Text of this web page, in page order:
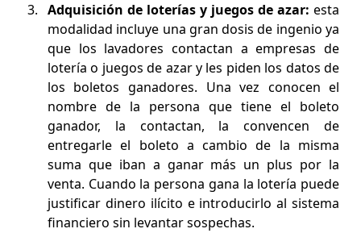
Adquisición de loterías y juegos de azar:esta
modalidad incluye una gran dosis de ingenio ya
que los lavadores contactan a empresas de
lotería o juegos de azar y les piden los datos de
los boletos ganadores. Una vez conocen el
nombre de la persona que tiene el boleto
ganador, la contactan, la convencen de
entregarle el boleto a cambio de la misma
suma que iban a ganar más un plus por la
venta. Cuando la persona gana la lotería puede
justificar dinero ilícito e introducirlo al sistema
financiero sin levantar sospechas.